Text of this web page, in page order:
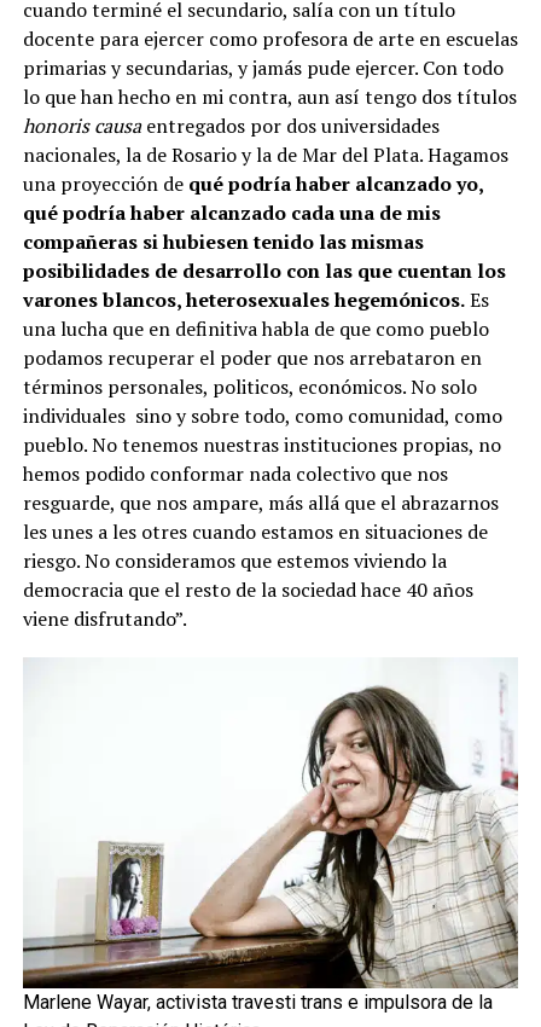
cuando terminé el secundario, salía con un título
docente para ejercer como profesora de arte en escuelas
primarias y secundarias, y jamás pude ejercer. Con todo
lo que han hecho en mi contra, aun así tengo dos títulos
honoris causaentregados por dos universidades
nacionales, la de Rosario y la de Mar del Plata. Hagamos
una proyección de qué podría haber alcanzado yo,
qué podría haber alcanzado cada una de mis
compañeras si hubiesen tenido las mismas
posibilidades de desarrollo con las que cuentan los
varones blancos, heterosexuales hegemónicos.Es
una lucha que en definitiva habla de que como pueblo
podamos recuperar el poder que nos arrebataron en
términos personales, politicos, económicos. No solo
individuales sino y sobre todo, como comunidad, como
pueblo. No tenemos nuestras instituciones propias, no
hemos podido conformar nada colectivo que nos
resguarde, que nos ampare, más allá que el abrazarnos
les unes a les otres cuando estamos en situaciones de
riesgo. No consideramos que estemos viviendo la
democracia que el resto de la sociedad hace 40 años
viene disfrutando”.
Marlene Wayar, activista travesti trans e impulsora de la